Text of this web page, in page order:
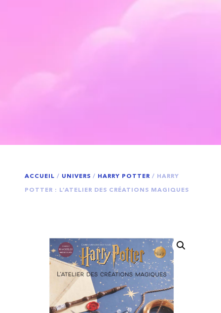
ACCUEIL / UNIVERS / HARRY POTTER / HARRY
POTTER : L’ATELIER DES CRÉATIONS MAGIQUES